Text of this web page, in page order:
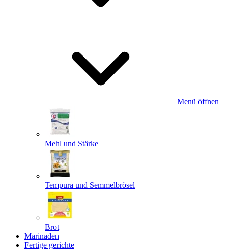
Menü öffnen
Mehl und Stärke
Tempura und Semmelbrösel
Brot
Marinaden
Fertige gerichte